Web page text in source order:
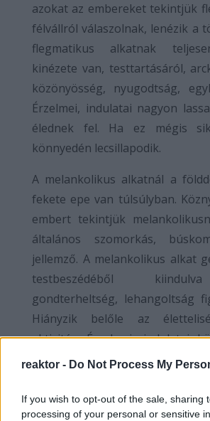
reaktor - Do Not Process My
If you wish to opt-out of the sale, sharing
processing of your personal or sensitive
azokat az embereket tekintjük
félvállról válaszolnak, lenézik a
flegmatikus alkatnak
kinézete van, testtartásáról,
közönyösség, nyugodtság,
Érzelmei, indulatai nagyon
élednek fel. Ha ez mégis
könnyedén lecsillapodik.
A melankolikus alkatnál a
fekete epe van túlsúlyban.
embert tekintjük
általános szomorkás,
jellemző. A melankolikus alkat
testbeszédéből
gondterheltség, lehangoltság
Hiányzik belőle az
aktivitás. Érzelmei, indulatai
támadnak fel, és azok hosszú
például a bánatra és